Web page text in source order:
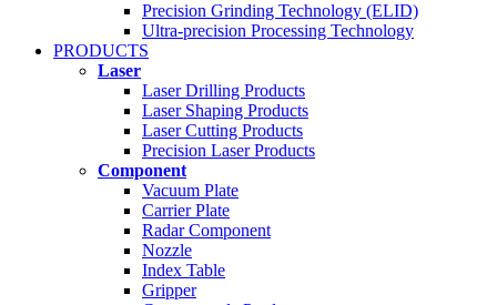
Precision Grinding Technology (ELID)
Ultra-precision Processing Technology
PRODUCTS
Laser
Laser Drilling Products
Laser Shaping Products
Laser Cutting Products
Precision Laser Products
Component
Vacuum Plate
Carrier Plate
Radar Component
Nozzle
Index Table
Gripper